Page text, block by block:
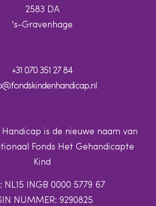
2583 DA
's-Gravenhage
+31 070 351 27 84
Handicap is de nieuwe naam van
Fonds Het Gehandicapte
Kind
NL15 INGB 0000 5779 67
NUMMER: 9290825